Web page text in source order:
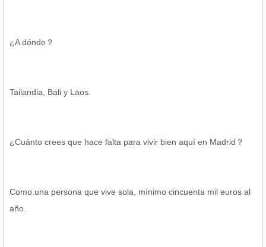
¿A dónde？
Tailandia, Bali y Laos.
¿Cuánto crees que hace falta para vivir bien aquí en Madrid？
Como una persona que vive sola, mínimo cincuenta mil euros al
año.